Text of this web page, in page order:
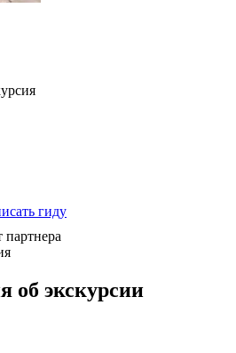
гиду
партнера
об экскурсии